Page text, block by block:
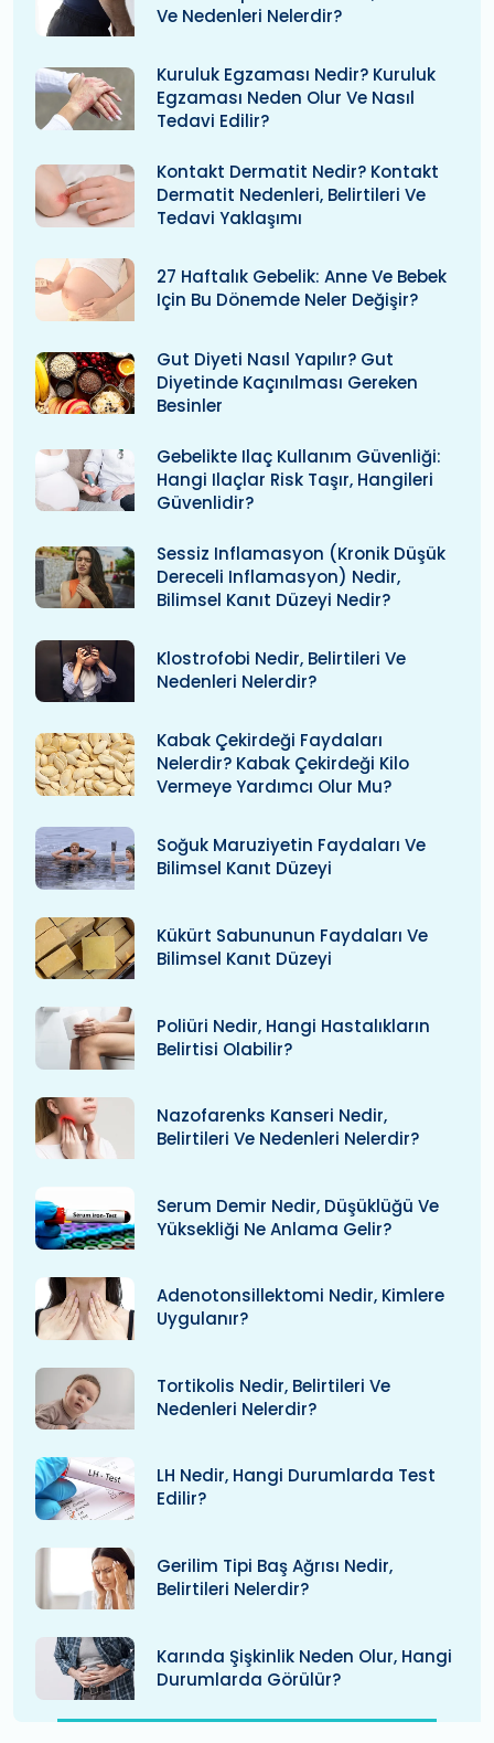
Ve Nedenleri Nelerdir?
Kuruluk Egzaması Nedir? Kuruluk
Egzaması Neden Olur Ve Nasıl
Tedavi Edilir?
Kontakt Dermatit Nedir? Kontakt
Dermatit Nedenleri, Belirtileri Ve
Tedavi Yaklaşımı
27 Haftalık Gebelik: Anne Ve Bebek
Için Bu Dönemde Neler Değişir?
Gut Diyeti Nasıl Yapılır? Gut
Diyetinde Kaçınılması Gereken
Besinler
Gebelikte Ilaç Kullanım Güvenliği:
Hangi Ilaçlar Risk Taşır, Hangileri
Güvenlidir?
Sessiz Inflamasyon (kronik Düşük
Dereceli Inflamasyon) Nedir,
Bilimsel Kanıt Düzeyi Nedir?
Klostrofobi Nedir, Belirtileri Ve
Nedenleri Nelerdir?
Kabak Çekirdeği Faydaları
Nelerdir? Kabak Çekirdeği Kilo
Vermeye Yardımcı Olur Mu?
Soğuk Maruziyetin Faydaları Ve
Bilimsel Kanıt Düzeyi
Kükürt Sabununun Faydaları Ve
Bilimsel Kanıt Düzeyi
Poliüri Nedir, Hangi Hastalıkların
Belirtisi Olabilir?
Nazofarenks Kanseri Nedir,
Belirtileri Ve Nedenleri Nelerdir?
Serum Demir Nedir, Düşüklüğü Ve
Yüksekliği Ne Anlama Gelir?
Adenotonsillektomi Nedir, Kimlere
Uygulanır?
Tortikolis Nedir, Belirtileri Ve
Nedenleri Nelerdir?
LH Nedir, Hangi Durumlarda Test
Edilir?
Gerilim Tipi Baş Ağrısı Nedir,
Belirtileri Nelerdir?
Karında Şişkinlik Neden Olur, Hangi
Durumlarda Görülür?